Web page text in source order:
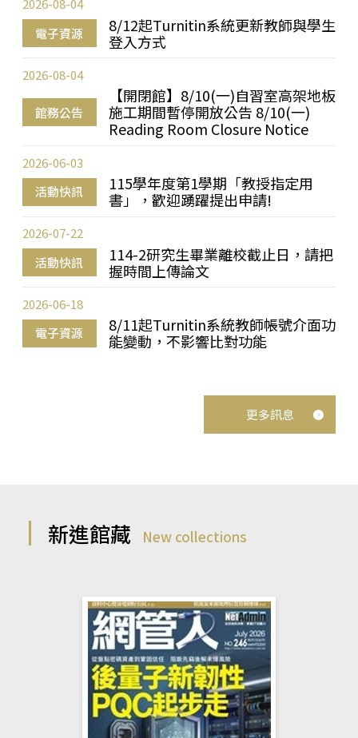
電子資源
8/12起Turnitin系統更新教師與學生
登入方式
2026-08-04
館務公告
【開閉館】8/10(一)自習室高架地板
施工期間暫停開放公告 8/10(一)
Reading Room Closure Notice
2026-08-04
活動快訊
115學年度第1學期「教授指定用
書」，歡迎踴躍提出申請!
2026-06-03
活動快訊
114-2研究生畢業離校截止日，請把
握時間上傳論文
2026-07-22
電子資源
8/11起Turnitin系統教師帳號介面功
能變動，不影響比對功能
2026-06-18
更多訊息
新進館藏 New collections